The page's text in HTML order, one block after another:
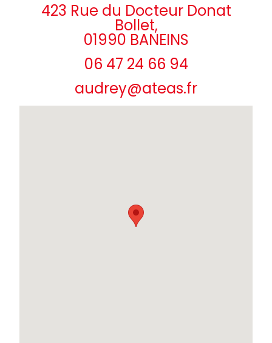
423 Rue du Docteur Donat
Bollet,
01990 BANEINS
06 47 24 66 94
audrey@ateas.fr